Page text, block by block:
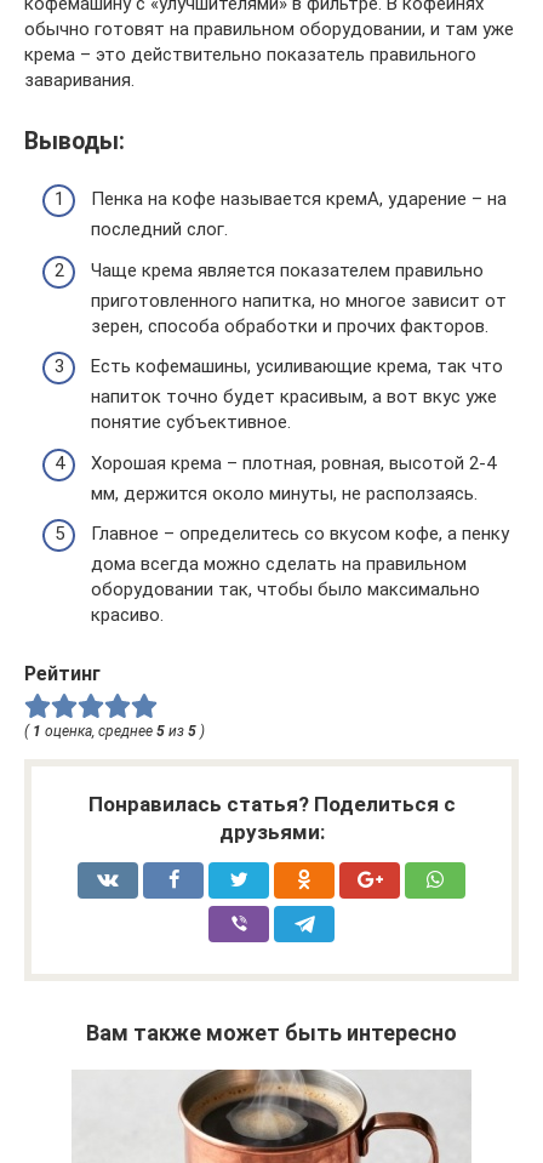
обычно готовят на правильном оборудовании, и там уже
крема – это действительно показатель правильного
заваривания.
Выводы:
Пенка на кофе называется кремА, ударение – на
последний слог.
Чаще крема является показателем правильно
приготовленного напитка, но многое зависит от
зерен, способа обработки и прочих факторов.
Есть кофемашины, усиливающие крема, так что
напиток точно будет красивым, а вот вкус уже
понятие субъективное.
Хорошая крема – плотная, ровная, высотой 2-4
мм, держится около минуты, не расползаясь.
Главное – определитесь со вкусом кофе, а пенку
дома всегда можно сделать на правильном
оборудовании так, чтобы было максимально
красиво.
Рейтинг
( 1 оценка, среднее 5 из 5 )
Понравилась статья? Поделиться с
друзьями:
Вам также может быть интересно